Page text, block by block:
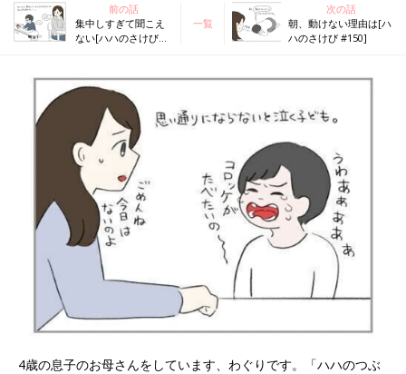
前の話
集中しすぎて聞こえ
ない[ハハのさけび
一覧
次の話
朝、動けない理由は[ハ
ハのさけび #150]
4歳の息子のお母さんをしています、わぐりです。「ハハのつぶ